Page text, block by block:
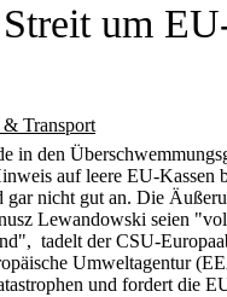
Transport
um
in den
auf leere EU-Kassen
nicht gut an. Die
Lewandowski seien
tadelt der CSU-
Umweltagentur
und fordert die